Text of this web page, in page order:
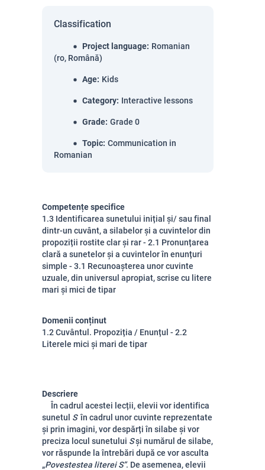
Classification
Project language: Romanian
(ro, Română)
Age: Kids
Category: Interactive lessons
Grade: Grade 0
Topic: Communication in
Romanian
Competențe specifice
1.3 Identificarea sunetului inițial și/ sau final
dintr-un cuvânt, a silabelor și a cuvintelor din
propoziții rostite clar și rar - 2.1 Pronunțarea
clară a sunetelor și a cuvintelor în enunțuri
simple - 3.1 Recunoașterea unor cuvinte
uzuale, din universul apropiat, scrise cu litere
mari și mici de tipar
Domenii conținut
1.2 Cuvântul. Propoziția / Enunțul - 2.2
Literele mici și mari de tipar
Descriere
În cadrul acestei lecții, elevii vor identifica
sunetul Sîn cadrul unor cuvinte reprezentate
și prin imagini, vor despărți în silabe și vor
preciza locul sunetului Sși numărul de silabe,
vor răspunde la întrebări după ce vor asculta
„Povestestea literei S”. De asemenea, elevii